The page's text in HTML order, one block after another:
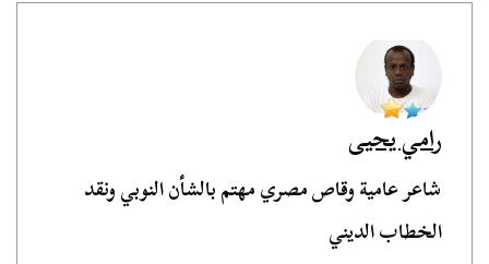
رامي يحيى
شاعر عامية وقاص مصري مهتم بالشأن النوبي ونقد
الخطاب الديني